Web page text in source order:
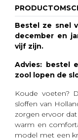
Bestel ze snel
december en
vijf zijn.
Advies: bestel
zool lopen de
Koude voeten?
sloffen van
zorgen ervoor
warm en
model met een